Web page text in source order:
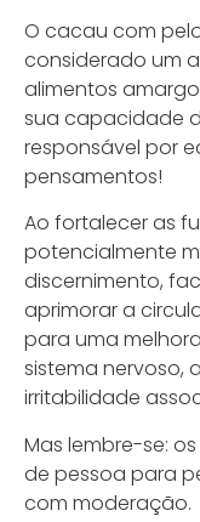
O cacau com
considerado um
alimentos
sua capacidade
responsável por
pensamentos!
Ao fortalecer as
potencialmente
discernimento,
aprimorar a
para uma
sistema nervoso,
irritabilidade
Mas lembre-se:
de pessoa para
com moderação.